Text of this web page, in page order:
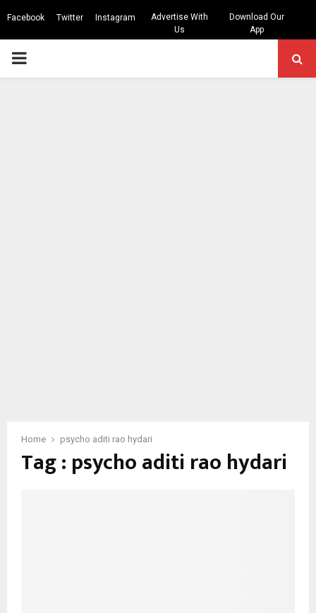
Facebook Twitter Instagram
Advertise With
Us
Download Our
App
PRIMARY
Home psycho aditi rao hydari
Tag : psycho aditi rao hydari